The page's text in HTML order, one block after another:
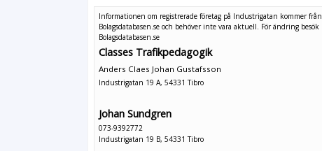
Informationen om registrerade företag på Industrigatan kommer från
Bolagsdatabasen.se och behöver inte vara aktuell. För ändring besök
Bolagsdatabasen.se
Classes Trafikpedagogik
Anders Claes Johan Gustafsson
Industrigatan 19 A, 54331 Tibro
Johan Sundgren
073-9392772
Industrigatan 19 B, 54331 Tibro